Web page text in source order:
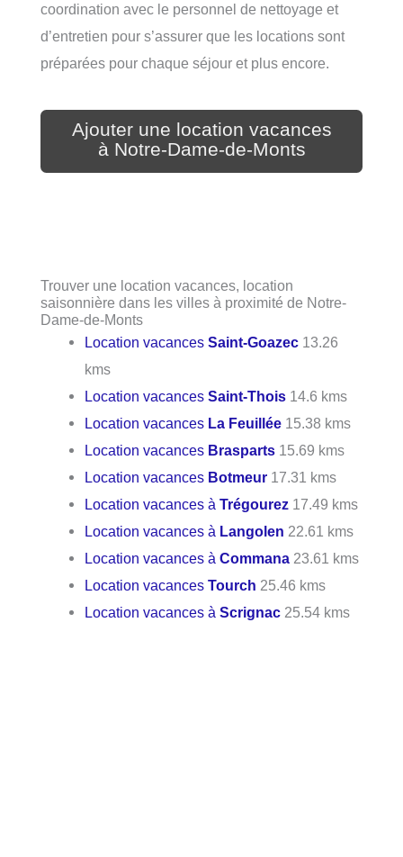
coordination avec le personnel de nettoyage et
d’entretien pour s’assurer que les locations sont
préparées pour chaque séjour et plus encore.
Ajouter une location vacances
à Notre-Dame-de-Monts
Trouver une location vacances, location
saisonnière dans les villes à proximité de Notre-
Dame-de-Monts
Location vacancesSaint-Goazec 13.26
kms
Location vacancesSaint-Thois 14.6 kms
Location vacances La Feuillée 15.38 kms
Location vacances Brasparts 15.69 kms
Location vacances Botmeur 17.31 kms
Location vacances àTrégourez 17.49 kms
Location vacances à Langolen 22.61 kms
Location vacances àCommana 23.61 kms
Location vacancesTourch 25.46 kms
Location vacances àScrignac 25.54 kms